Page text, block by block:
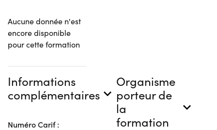
Aucune donnée n'est
encore disponible
pour cette formation
Informations
complémentaires
Numéro Carif :
Organisme
porteur de
la
formation